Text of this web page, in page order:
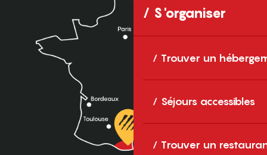
S'organiser
Trouver un
Séjours accessibles
Trouver un